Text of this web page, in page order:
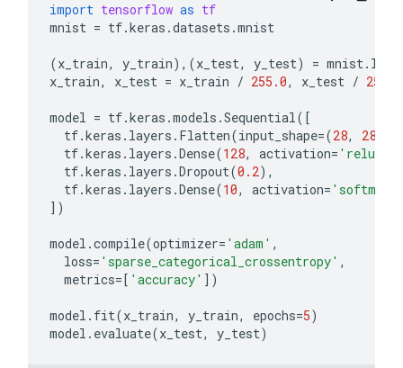
import tensorflow as tf
mnist = tf.keras .datasets .mnist
(x_train, y_train),(x_test, y_test) = mnist.
x_train, x_test = x_train / 255.0, x_test / 255.0
model = tf.keras .models .Sequential([
tf.keras . layers . Flatten(input_shape=(28, 28
tf.keras . layers .Dense(128, activation= 'relu'
tf.keras . layers .Dropout(0.2),
tf.keras . layers .Dense(10, activation= 'softmax'
])
model .compile(optimizer= 'adam' ,
loss= 'sparse_categorical_crossentropy' ,
metrics=[ 'accuracy' ])
model . fit(x_train, y_train, epochs=5)
model . evaluate(x_test, y_test)